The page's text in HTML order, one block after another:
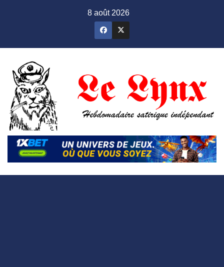
8 août 2026